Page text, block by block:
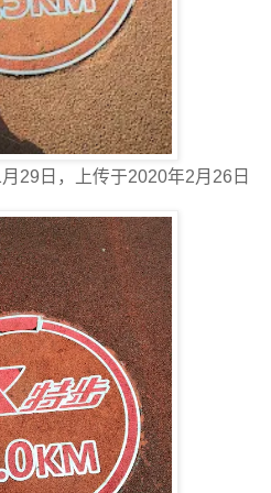
29日，上传于2020年2月26日